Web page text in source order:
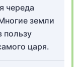
череда
земли
пользу
царя.